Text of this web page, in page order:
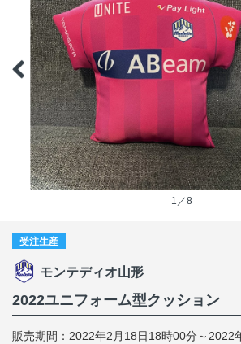
1／8
受注生産
モンテディオ山形
2022ユニフォーム型クッション
販売期間：2022年2月18日18時00分～2022